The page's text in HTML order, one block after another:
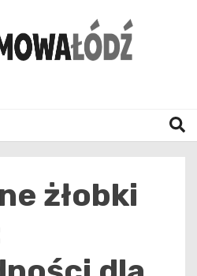
żłobki